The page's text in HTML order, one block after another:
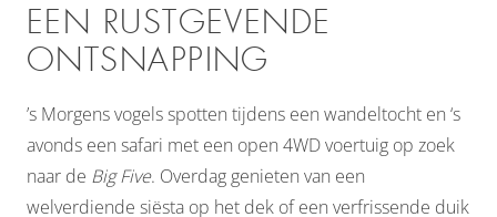
EEN RUSTGEVENDE
ONTSNAPPING
’s Morgens vogels spotten tijdens een wandeltocht en ‘s
avonds een safari met een open 4WD voertuig op zoek
naar de Big Five. Overdag genieten van een
welverdiende siësta op het dek of een verfrissende duik